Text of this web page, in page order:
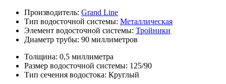
Производитель: Grand Line
Тип водосточной системы: Металлическая
Элемент водосточной системы: Тройники
Диаметр трубы: 90 миллиметров
Толщина: 0,5 миллиметра
Размер водосточной системы: 125/90
Тип сечения водостока: Круглый